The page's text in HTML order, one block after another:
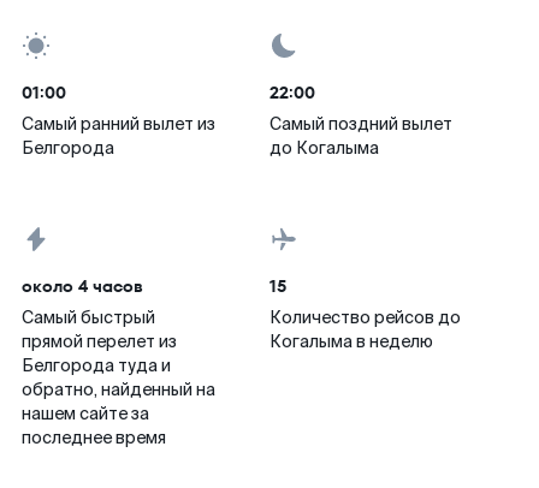
01:00
Самый ранний вылет из
Белгорода
22:00
Самый поздний вылет
до Когалыма
около 4 часов
Самый быстрый
прямой перелет из
Белгорода туда и
обратно, найденный на
нашем сайте за
последнее время
15
Количество рейсов до
Когалыма в неделю